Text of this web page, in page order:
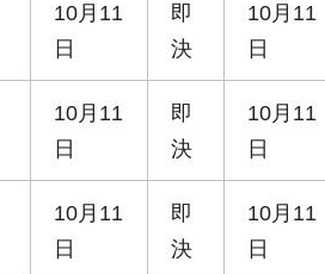
10月11
日
即
決
10月11
日
10月11
日
即
決
10月11
日
10月11
日
即
決
10月11
日